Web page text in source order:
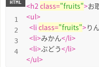
<h2 class="fruits">お
<ul>
<li class="fruits">り
<li>みかん</li>
<li>ぶどう</li>
</ul>